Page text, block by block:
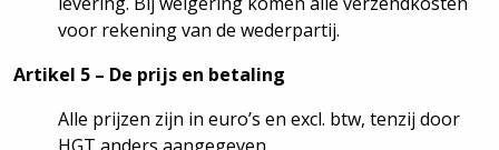
voor rekening van de wederpartij.
Artikel 5 – De prijs en betaling
Alle prijzen zijn in euro’s en excl. btw, tenzij door